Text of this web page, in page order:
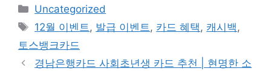
카
테
리
Uncategorized
태
그
12월 이벤트, 발급 이벤트, 카드 혜택, 캐시백,
토스뱅크카드
경남은행카드 사회초년생 카드 추천 | 현명한 소